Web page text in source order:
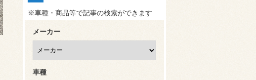
※車種・商品等で記事の検索ができます
メーカー
車種